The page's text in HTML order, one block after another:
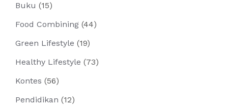
Buku (15)
Food Combining (44)
Green Lifestyle (19)
Healthy Lifestyle (73)
Kontes (56)
Pendidikan (12)